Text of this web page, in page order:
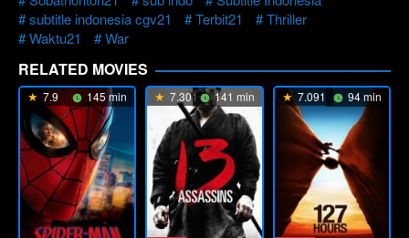
subtitle indonesia cgv21
Terbit21
Thriller
Waktu21
War
RELATED MOVIES
7.9 145 min 7.301 141 min 7.091 94 min